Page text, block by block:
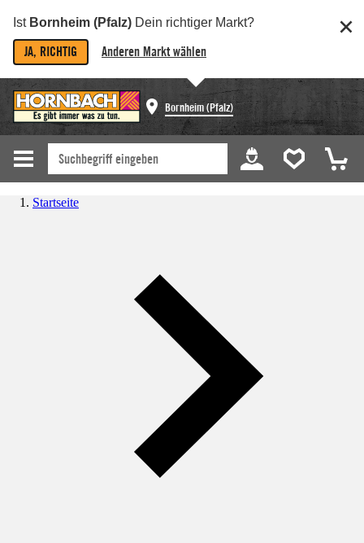
Ist Bornheim (Pfalz) Dein richtiger Markt?
JA, RICHTIG Anderen Markt wählen
Bornheim (Pfalz)
Startseite